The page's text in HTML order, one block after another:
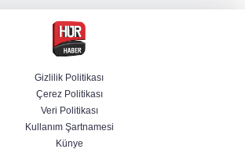
Terörsüz Türkiye yasa teklifi Komisyon'dan
Savunmada Mekke ittifakı! Caydırıcılık
şemsiyesi büyüdü
Gizlilik Politikası
Çerez Politikası
Veri Politikası
Kullanım Şartnamesi
Künye